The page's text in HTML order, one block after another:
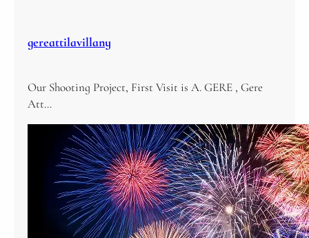
gereattilavillany
Our Shooting Project, First Visit is A. GERE , Gere
Att…